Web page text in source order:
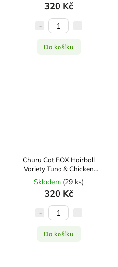
320 Kč
Do košíku
Churu Cat BOX Hairball
Variety Tuna & Chicken
20x14g
Skladem (29 ks)
320 Kč
Do košíku